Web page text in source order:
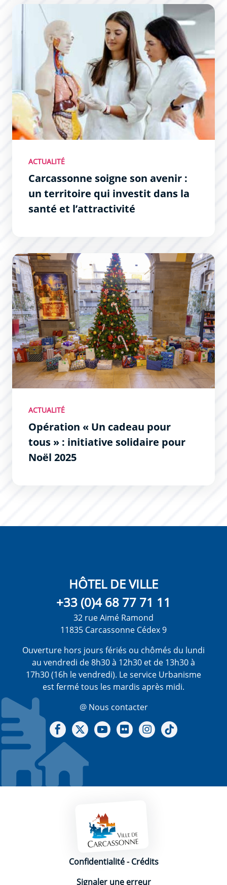
Carcassonne soigne son avenir : un territoire qui
ACTUALITÉ
Carcassonne soigne son avenir :
un territoire qui investit dans la
santé et l’attractivité
Opération « Un cadeau pour tous » : initiative solidaire
ACTUALITÉ
Opération « Un cadeau pour
tous » : initiative solidaire pour
Noël 2025
HÔTEL DE VILLE
+33 (0)4 68 77 71 11
32 rue Aimé Ramond
11835 Carcassonne Cédex 9
Ouverture hors jours fériés ou chômés du lundi
au vendredi de 8h30 à 12h30 et de 13h30 à
17h30 (16h le vendredi). Le service Urbanisme
est fermé tous les mardis après midi.
@ Nous contacter
Notre Facebook
Notre X - (twitter)
Notre chaine Youtube
Notre Gallerie sur Flickr
Notre Instagram
Mentions légales
Confidentialité-Crédits
Signaler une erreur